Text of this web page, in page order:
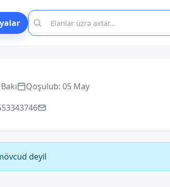
Bakı
Qoşulub: 05 May
deyil